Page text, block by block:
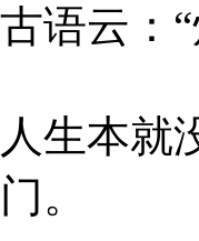
古语云：
人生本就
门。